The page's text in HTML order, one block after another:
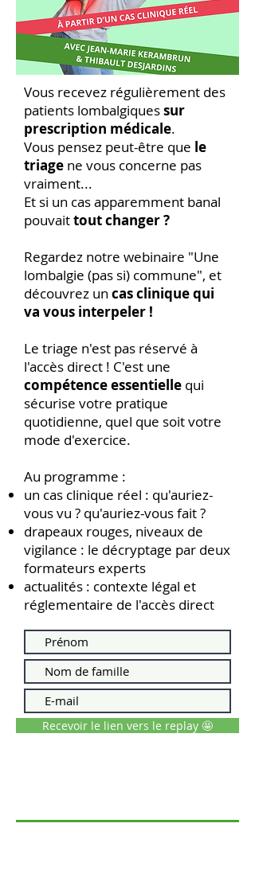
Vous recevez régulièrement des
patients lombalgiquessur
prescription médicale.
Vous pensez peut-être que le
triage ne vous concerne pas
vraiment...
Et si un cas apparemment banal
pouvaittout changer ?
Regardez notre webinaire "Une
lombalgie (pas si) commune", et
découvrez un cas clinique qui
va vous interpeler !
Le triage n'est pas réservé à
l'accès direct ! C'est une
compétence essentielle qui
sécurise votre pratique
quotidienne, quel que soit votre
mode d'exercice.
Au programme :
un cas clinique réel : qu'auriez-
vous vu ? qu'auriez-vous fait ?
drapeaux rouges, niveaux de
vigilance : le décryptage par deux
formateurs experts
actualités : contexte légal et
réglementaire de l'accès direct
Recevoir le lien vers le replay 🤩